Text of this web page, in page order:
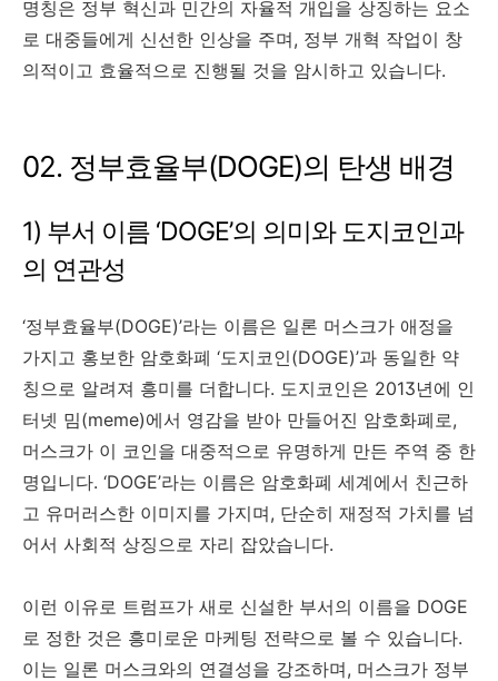
명칭은 정부 혁신과 민간의 자율적 개입을 상징하는 요소
로 대중들에게 신선한 인상을 주며, 정부 개혁 작업이 창
의적이고 효율적으로 진행될 것을 암시하고 있습니다.
02. 정부효율부(DOGE)의 탄생 배경
1) 부서 이름 ‘DOGE’의 의미와 도지코인과
의 연관성
‘정부효율부(DOGE)’라는 이름은 일론 머스크가 애정을
가지고 홍보한 암호화폐 ‘도지코인(DOGE)’과 동일한 약
칭으로 알려져 흥미를 더합니다. 도지코인은 2013년에 인
터넷 밈(meme)에서 영감을 받아 만들어진 암호화폐로,
머스크가 이 코인을 대중적으로 유명하게 만든 주역 중 한
명입니다. ‘DOGE’라는 이름은 암호화폐 세계에서 친근하
고 유머러스한 이미지를 가지며, 단순히 재정적 가치를 넘
어서 사회적 상징으로 자리 잡았습니다.
이런 이유로 트럼프가 새로 신설한 부서의 이름을 DOGE
로 정한 것은 흥미로운 마케팅 전략으로 볼 수 있습니다.
이는 일론 머스크와의 연결성을 강조하며, 머스크가 정부